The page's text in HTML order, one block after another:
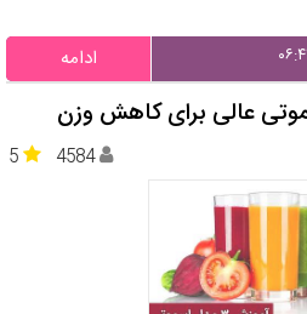
ادامه
5 4584